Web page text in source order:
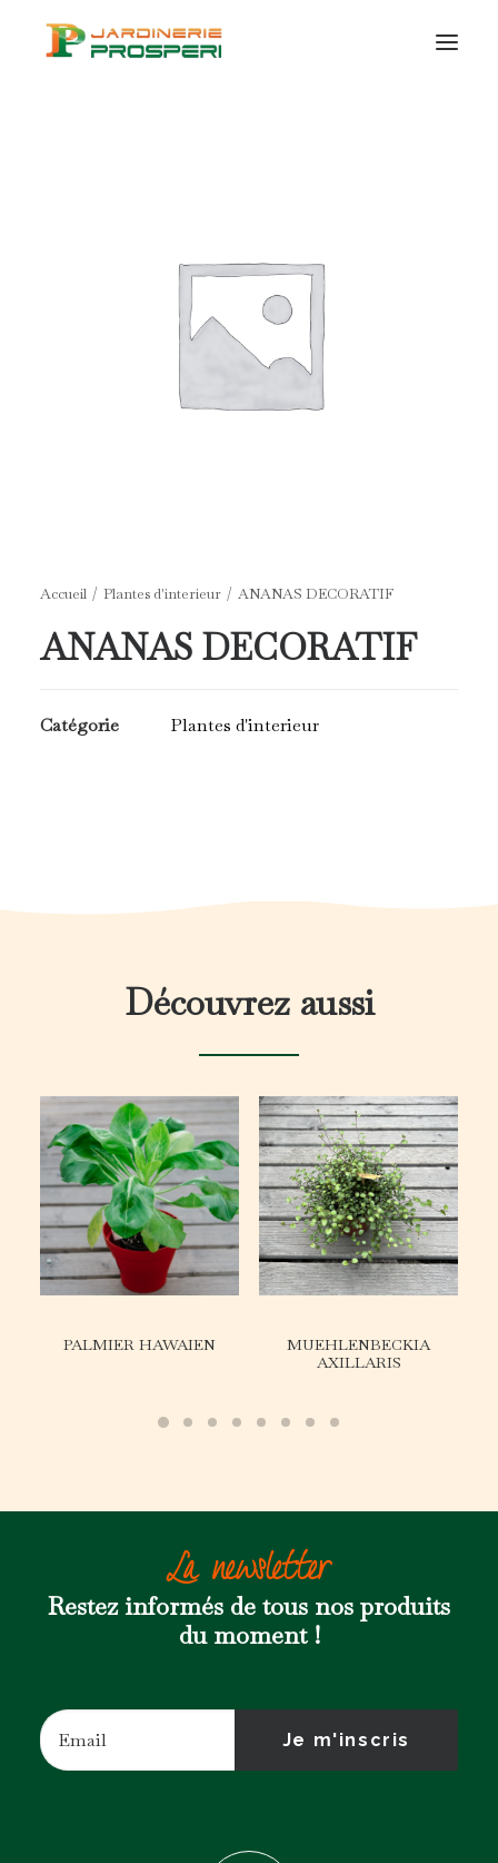
CONTACT
Accueil Plantes d'interieur ANANAS DECORATIF
ANANAS DECORATIF
Catégorie Plantes d'interieur
Découvrez aussi
PALMIER HAWAIEN
MUEHLENBECKIA
AXILLARIS
La newsletter
Restez informés de tous nos produits
du moment !